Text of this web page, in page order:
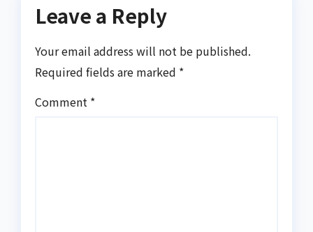
Leave a Reply
Your email address will not be published.
Required fields are marked *
Comment *